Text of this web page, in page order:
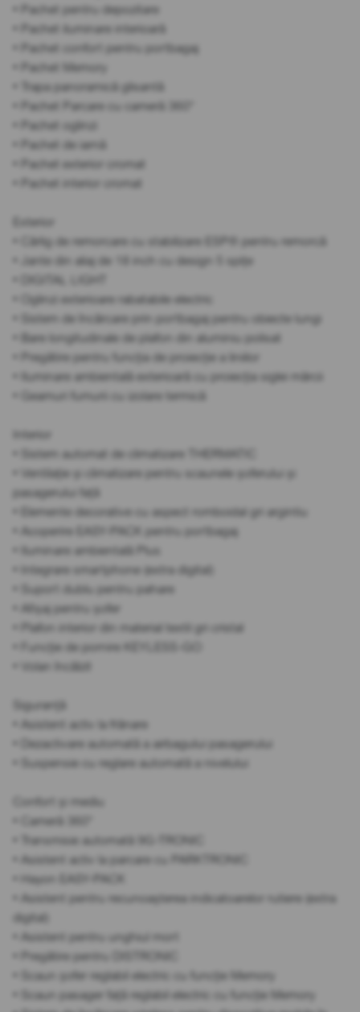
• Pachet pentru depozitare
• Pachet iluminare interioară
• Pachet confort pentru portbagaj
• Pachet Memory
• Trapa panoramică glisantă
• Pachet Parcare cu cameră 360°
• Pachet oglinzi
• Pachet de iarnă
• Pachet exterior cromat
• Pachet interior cromat
Exterior
• Cârlig de remorcare cu stabilizare ESP® pentru remorcă
• Jante din aliaj de 18 inch cu design 5 spițe
• DIGITAL LIGHT
• Oglinzi exterioare rabatabile electric
• Sistem de încărcare prin portbagaj pentru obiecte lungi
• Bare longitudinale de plafon din aluminiu polisat
• Pregătire pentru funcția de proiecție a liniilor
• Iluminare ambientală exterioară cu proiecția siglei mărcii
• Geamuri fumurii cu izolare termică
Interior
• Sistem automat de climatizare THERMATIC
• Ventilație și climatizare pentru scaunele șoferului și
pasagerului față
• Elemente decorative cu aspect romboidal gri argintiu
• Acoperire EASY-PACK pentru portbagaj
• Iluminare ambientală Plus
• Integrare smartphone (extra digital)
• Suport dublu pentru pahare
• Afișaj pentru șofer
• Plafon interior din material textil gri cristal
• Funcție de pornire KEYLESS-GO
• Volan încălzit
Siguranță
• Asistent activ la frânare
• Dezactivare automată a airbagului pasagerului
• Suspensie cu reglare automată a nivelului
Confort și mediu
• Cameră 360°
• Transmisie automată 9G-TRONIC
• Asistent activ la parcare cu PARKTRONIC
• Hayon EASY-PACK
• Asistent pentru recunoașterea indicatoarelor rutiere (extra
digital)
• Asistent pentru unghiul mort
• Pregătire pentru DISTRONIC
• Scaun șofer reglabil electric cu funcție Memory
• Scaun pasager față reglabil electric cu funcție Memory